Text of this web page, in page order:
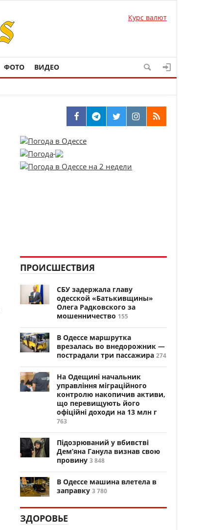
Курс валют
ФОТО ВИДЕО
ПРОИСШЕСТВИЯ
СБУ задержала главу
одесской «Батькивщины»
Олега Радковского за
мошенничество 155
В Одессе маршрутка
врезалась во внедорожник —
пострадали три пассажира 274
На Одещині начальник
управління міграційного
контролю накопичив активи,
що перевищують його
офіційні доходи на 13 млн г
763
Підозрюваний у вбивстві
Дем’яна Ганула визнав свою
провину 3 848
В Одессе машина влетела в
заправку 3 780
ЗДОРОВЬЕ